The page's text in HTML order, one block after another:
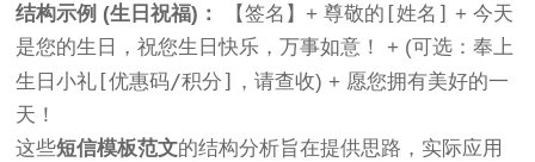
结构示例 (生日祝福)：
【签名】+ 尊敬的 [姓名] + 今天
是您的生日，祝您生日快乐，万事如意！ + (可选：奉上
生日小礼 [优惠码/积分]
，请查收) + 愿您拥有美好的一
天！
这些短信模板范文的结构分析旨在提供思路，实际应用